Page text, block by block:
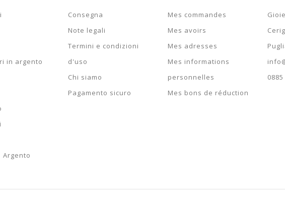
in argento
Argento
Consegna
Note legali
Termini e condizioni
d'uso
Chi siamo
Pagamento sicuro
Mes commandes
Mes avoirs
Mes adresses
Mes informations
personnelles
Mes bons de réduction